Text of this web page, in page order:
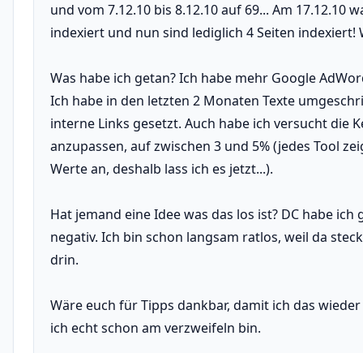
und vom 7.12.10 bis 8.12.10 auf 69... Am 17.12.10
indexiert und nun sind lediglich 4 Seiten indexiert!
Was habe ich getan? Ich habe mehr Google
Ich habe in den letzten 2 Monaten Texte
interne Links gesetzt. Auch habe ich versucht die
anzupassen, auf zwischen 3 und 5% (jedes Tool
Werte an, deshalb lass ich es jetzt...).
Hat jemand eine Idee was das los ist? DC habe ich
negativ. Ich bin schon langsam ratlos, weil da
drin.
Wäre euch für Tipps dankbar, damit ich das
ich echt schon am verzweifeln bin.